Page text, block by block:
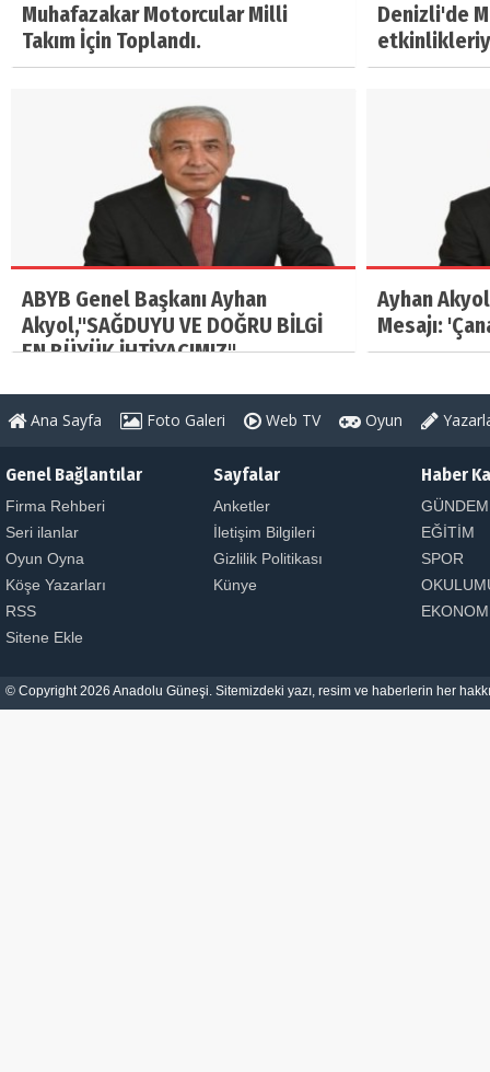
Muhafazakar Motorcular Milli
Takım İçin Toplandı.
Denizli'de
ABYB Genel Başkanı Ayhan
Akyol,"SAĞDUYU VE DOĞRU BİLGİ
EN BÜYÜK İHTİYACIMIZ"
Ayhan
Mesajı:
Ana Sayfa Foto Galeri Web TV Oyun
Genel Bağlantılar
Firma Rehberi
Seri ilanlar
Oyun Oyna
Köşe Yazarları
RSS
Sitene Ekle
Sayfalar
Anketler
İletişim Bilgileri
Gizlilik Politikası
Künye
Haber
GÜNDEM
EĞİTİM
SPOR
© Copyright 2026 Anadolu Güneşi. Sitemizdeki yazı, resim ve haberlerin her